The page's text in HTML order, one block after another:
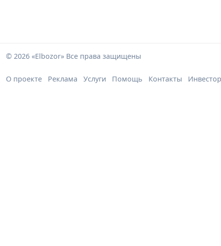
© 2026 «Elbozor» Все права защищены
О проекте Реклама Услуги Помощь Контакты